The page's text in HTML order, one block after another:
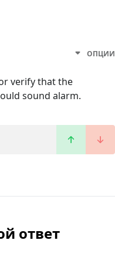
ОПЦИИ
verify that the
sound alarm.
ответ